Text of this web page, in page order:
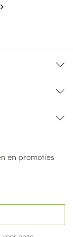
en promoties